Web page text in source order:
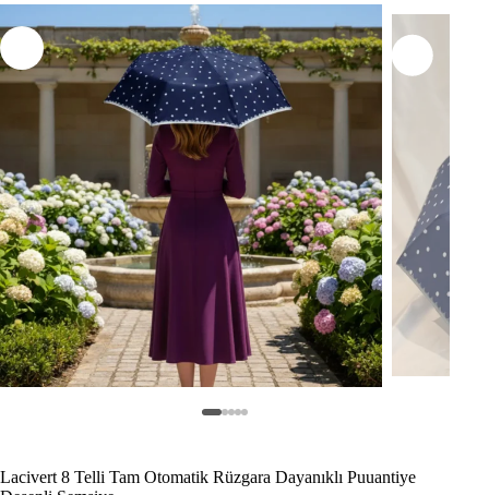
Lacivert 8 Telli Tam Otomatik Rüzgara Dayanıklı Puuantiye